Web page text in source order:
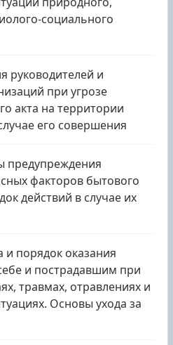
социального
руководителей и
при угрозе
акта на территории
его совершения
предупреждения
факторов бытового
действий в случае их
и порядок оказания
и пострадавшим при
травмах, отравлениях и
Основы ухода за